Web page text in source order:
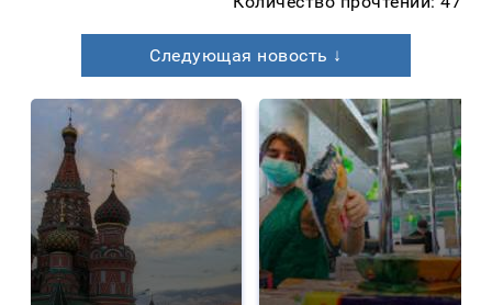
Следующая новость ↓